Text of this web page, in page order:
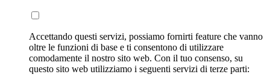
Accettando questi servizi, possiamo fornirti feature che vanno
oltre le funzioni di base e ti consentono di utilizzare
comodamente il nostro sito web. Con il tuo consenso, su
questo sito web utilizziamo i seguenti servizi di terze parti: